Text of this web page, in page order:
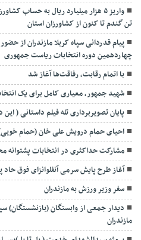
تن گندم تا کنون از کشاورزان استان
پیام قدردانی سپاه کربلا مازندران از
چهاردهمین دوره انتخابات ریاست جمهوری
با اتمام رقابت، رفاقت‌ها آغاز شد
شهید جمهور، معیاری کامل برای یک
پایان تصویربرداری تله فیلم داستانی (
احیای حمام درویش علی خان (حمام
مشارکت حداکثری در انتخابات پشتوانه
آغاز طرح پایش سرمی آنفلوانزای فوق حاد
سفر وزیر ورزش به مازندران
دیدار جمعی از وابستگان (بازنشستگان)
مازندران